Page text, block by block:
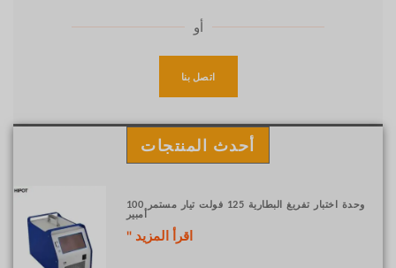
أو
اتصل بنا
أحدث المنتجات
وحدة اختبار تفريغ البطارية 125 فولت تيار مستمر 100
أمبير
اقرأ المزيد "